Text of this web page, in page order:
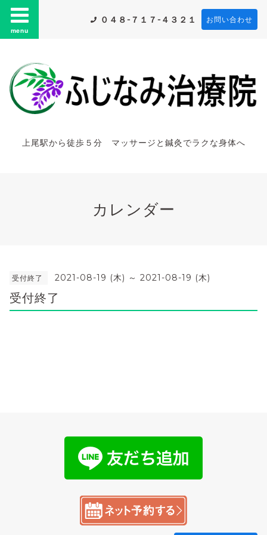
menu
０４８-７１７-４３２１ お問い合わせ
上尾駅から徒歩５分 マッサージと鍼灸でラクな身体へ
カレンダー
受付終了 2021-08-19 (木) ～ 2021-08-19 (木)
受付終了